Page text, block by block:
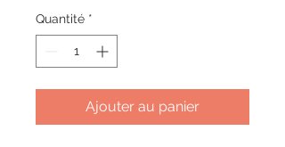
Quantité *
Ajouter au panier